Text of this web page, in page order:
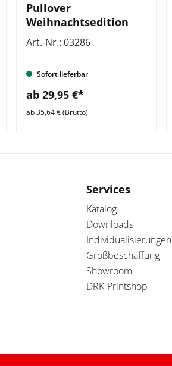
Pullover
Weihnachtsedition
Art.-Nr.: 03286
Sofort lieferbar
ab 29,95 €*
ab 35,64 € (Brutto)
Services
Katalog
Downloads
Individualisierungen
Großbeschaffung
Showroom
DRK-Printshop